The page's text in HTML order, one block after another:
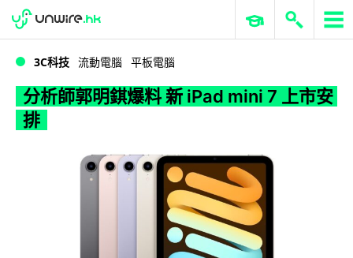
分析師郭明錤爆料 新 iPad mini 7 上市安排
WWDC 2026 ERP 與商業 AI
3C科技 流動電腦 平板電腦
分析師郭明錤爆料 新 iPad mini 7 上市安
排